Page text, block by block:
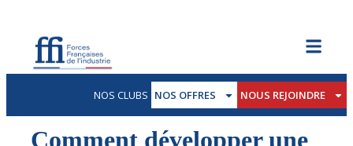
NOS CLUBS NOS OFFRES NOUS REJOINDRE
Comment développer une